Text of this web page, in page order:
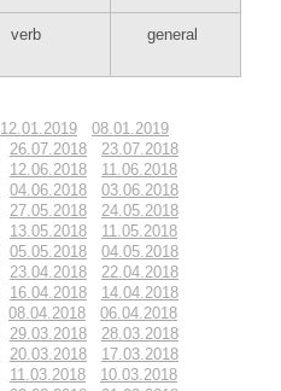
verb general
12.01.2019
08.01.2019
26.07.2018
23.07.2018
12.06.2018
11.06.2018
04.06.2018
03.06.2018
27.05.2018
24.05.2018
13.05.2018
11.05.2018
05.05.2018
04.05.2018
23.04.2018
22.04.2018
16.04.2018
14.04.2018
08.04.2018
06.04.2018
29.03.2018
28.03.2018
20.03.2018
17.03.2018
11.03.2018
10.03.2018